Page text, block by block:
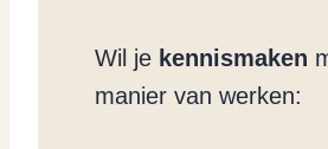
Wil je kennismaken
manier van werken: